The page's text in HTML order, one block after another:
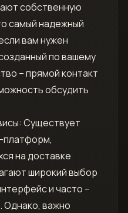
собственную
самый надежный
вам нужен
по вашему
– прямой контакт
обсудить
Существует
платформ,
на доставке
широкий выбор
и часто –
Однако, важно